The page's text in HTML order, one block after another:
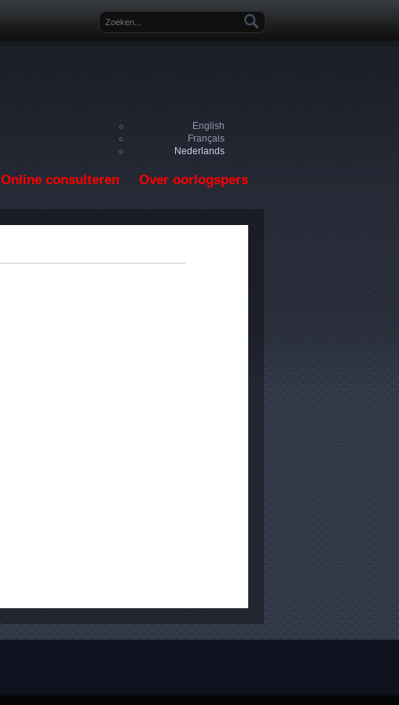
Zoekveld
English
Français
Nederlands
Online consulteren Over oorlogspers